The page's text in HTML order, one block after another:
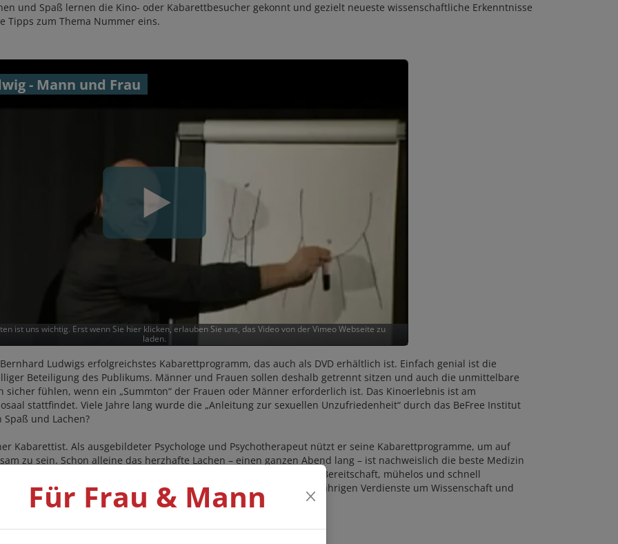
und Spaß lernen die Kino- oder Kabarettbesucher gekonnt und gezielt neueste wissenschaftliche Erkenntnisse
Tipps zum Thema Nummer eins.
- Mann und Frau
ist uns wichtig. Erst wenn Sie hier klicken, erlauben Sie uns, das Video von der Vimeo Webseite zu
laden.
Ludwigs erfolgreichstes Kabarettprogramm, das auch als DVD erhältlich ist. Einfach genial ist die
Beteiligung des Publikums. Männer und Frauen sollen deshalb getrennt sitzen und auch die unmittelbare
sicher fühlen, wenn ein „Summton“ der Frauen oder Männer erforderlich ist. Das Kinoerlebnis ist am
stattfindet. Viele Jahre lang wurde die „Anleitung zur sexuellen Unzufriedenheit“ durch das BeFree Institut
und Lachen?
Kabarettist. Als ausgebildeter Psychologe und Psychotherapeut nützt er seine Kabarettprogramme, um auf
zu sein. Schon alleine das herzhafte Lachen – einen ganzen Abend lang – ist nachweislich die beste Medizin
über heikle Themen der Sexualität erst recht und schafft eine Bereitschaft, mühelos und schnell
Kabarettpreis Karl. 2005 wurde ihm „für seine langjährigen Verdienste um Wissenschaft und
Für Frau & Mann